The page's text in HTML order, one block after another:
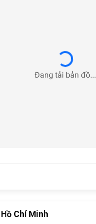
Loading...
Đang tải bản đồ...
Chí Minh